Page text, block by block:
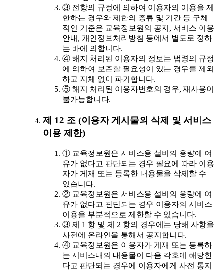
③ 전항의 규정에 의하여 이용자의 이용을 제
한하는 경우와 제한의 종류 및 기간 등 구체
적인 기준은 교육정보원의 공지, 서비스 이용
안내, 개인정보처리방침 등에서 별도로 정하
는 바에 의합니다.
④ 해지 처리된 이용자의 정보는 법령의 규정
에 의하여 보존할 필요성이 있는 경우를 제외
하고 지체 없이 파기합니다.
⑤ 해지 처리된 이용자번호의 경우, 재사용이
불가능합니다.
제 12 조 (이용자 게시물의 삭제 및 서비스
이용 제한)
① 교육정보원은 서비스용 설비의 용량에 여
유가 없다고 판단되는 경우 필요에 따라 이용
자가 게재 또는 등록한 내용물을 삭제할 수
있습니다.
② 교육정보원은 서비스용 설비의 용량에 여
유가 없다고 판단되는 경우 이용자의 서비스
이용을 부분적으로 제한할 수 있습니다.
③ 제 1 항 및 제 2 항의 경우에는 당해 사항을
사전에 온라인을 통해서 공지합니다.
④ 교육정보원은 이용자가 게재 또는 등록하
는 서비스내의 내용물이 다음 각호에 해당한
다고 판단되는 경우에 이용자에게 사전 통지